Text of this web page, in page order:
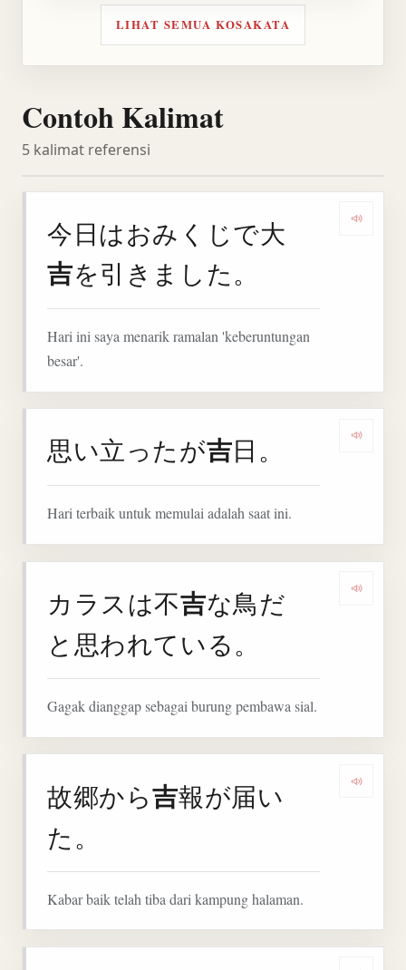
LIHAT SEMUA KOSAKATA
Contoh Kalimat
5 kalimat referensi
今日はおみくじで大
吉を引きました。
Hari ini saya menarik ramalan 'keberuntungan
besar'.
思い立ったが吉日。
Hari terbaik untuk memulai adalah saat ini.
カラスは不吉な鳥だ
と思われている。
Gagak dianggap sebagai burung pembawa sial.
故郷から吉報が届い
た。
Kabar baik telah tiba dari kampung halaman.